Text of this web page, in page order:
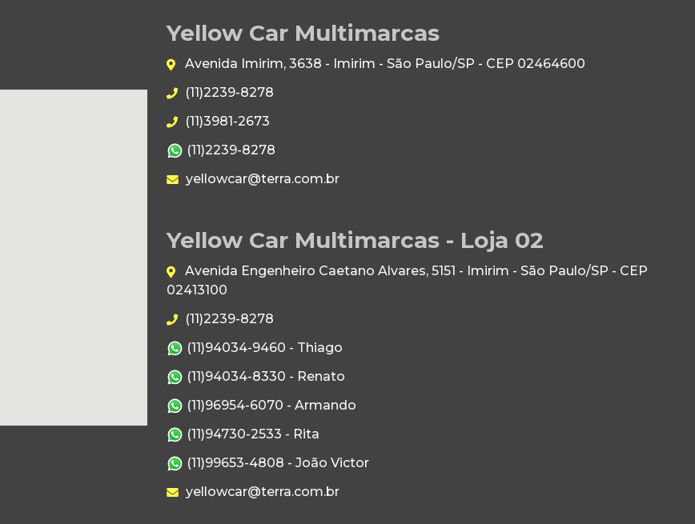
Yellow Car Multimarcas
Avenida Imirim, 3638 - Imirim - São Paulo/SP - CEP 02464600
(11)2239-8278
(11)3981-2673
(11)2239-8278
yellowcar@terra.com.br
Yellow Car Multimarcas - Loja 02
Avenida Engenheiro Caetano Alvares, 5151 - Imirim - São Paulo/SP - CEP
02413100
(11)2239-8278
(11)94034-9460 - Thiago
(11)94034-8330 - Renato
(11)96954-6070 - Armando
(11)94730-2533 - Rita
(11)99653-4808 - João Victor
yellowcar@terra.com.br